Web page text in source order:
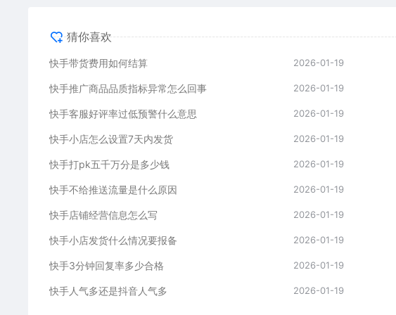
猜你喜欢
快手带货费用如何结算 2026-01-19
快手推广商品品质指标异常怎么回事 2026-01-19
快手客服好评率过低预警什么意思 2026-01-19
快手小店怎么设置7天内发货 2026-01-19
快手打pk五千万分是多少钱 2026-01-19
快手不给推送流量是什么原因 2026-01-19
快手店铺经营信息怎么写 2026-01-19
快手小店发货什么情况要报备 2026-01-19
快手3分钟回复率多少合格 2026-01-19
快手人气多还是抖音人气多 2026-01-19